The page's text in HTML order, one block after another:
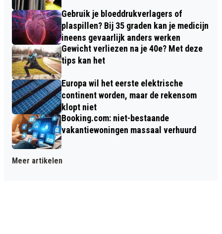
Gebruik je bloeddrukverlagers of
plaspillen? Bij 35 graden kan je medicijn
ineens gevaarlijk anders werken
Gewicht verliezen na je 40e? Met deze
tips kan het
Europa wil het eerste elektrische
continent worden, maar de rekensom
klopt niet
Booking.com: niet-bestaande
vakantiewoningen massaal verhuurd
Meer artikelen